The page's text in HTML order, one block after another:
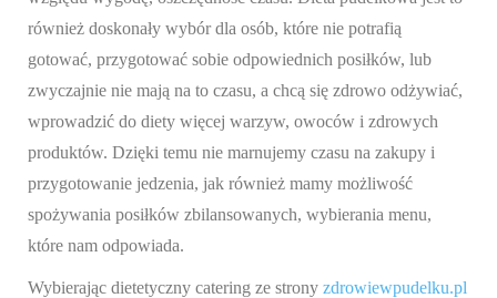
również doskonały wybór dla osób, które nie potrafią
gotować, przygotować sobie odpowiednich posiłków, lub
zwyczajnie nie mają na to czasu, a chcą się zdrowo odżywiać,
wprowadzić do diety więcej warzyw, owoców i zdrowych
produktów. Dzięki temu nie marnujemy czasu na zakupy i
przygotowanie jedzenia, jak również mamy możliwość
spożywania posiłków zbilansowanych, wybierania menu,
które nam odpowiada.
Wybierając dietetyczny catering ze strony zdrowiewpudelku.pl